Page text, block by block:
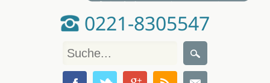
0221-8305547